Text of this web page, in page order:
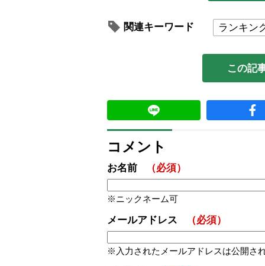
関連キーワード ランキン
この記
コメント
お名前 （必須）
ニックネーム可
メールアドレス （必須）
入力されたメールアドレスは公開さ